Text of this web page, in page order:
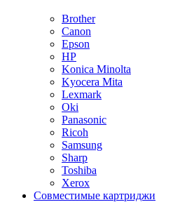
Brother
Canon
Epson
HP
Konica Minolta
Kyocera Mita
Lexmark
Oki
Panasonic
Ricoh
Samsung
Sharp
Toshiba
Xerox
Совместимые картриджи